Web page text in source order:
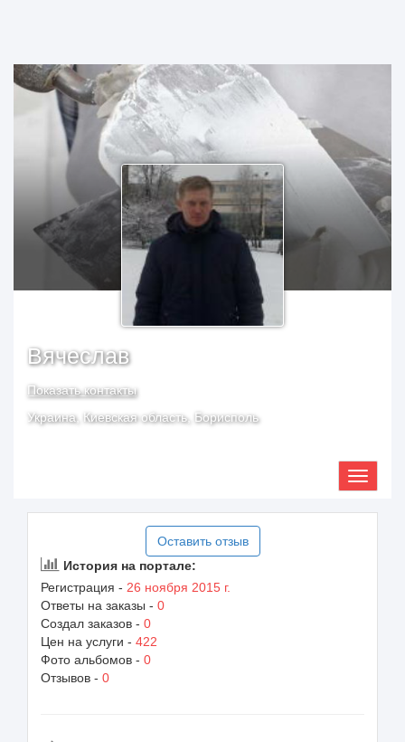
Вячеслав
Показать контакты
Украина, Киевская область, Борисполь
Оставить отзыв
История на портале:
Регистрация - 26 ноября 2015 г.
Ответы на заказы - 0
Создал заказов - 0
Цен на услуги - 422
Фото альбомов - 0
Отзывов - 0